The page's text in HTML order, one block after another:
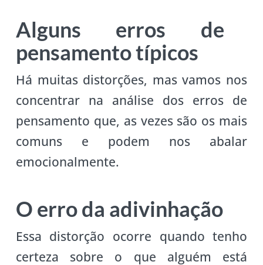
Alguns erros de
pensamento típicos
Há muitas distorções, mas vamos nos
concentrar na análise dos erros de
pensamento que, as vezes são os mais
comuns e podem nos abalar
emocionalmente.
O erro da adivinhação
Essa distorção ocorre quando tenho
certeza sobre o que alguém está